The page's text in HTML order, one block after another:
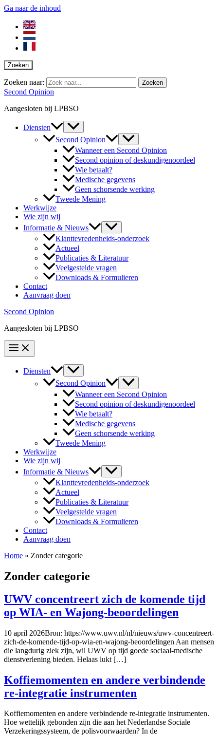
Ga naar de inhoud
Zoeken
Zoeken naar:
Second Opinion
Aangesloten bij LPBSO
Diensten
Second Opinion
Wanneer een Second Opinion
Second opinion of deskundigenoordeel
Wie betaalt?
Medische gegevens
Geen schorsende werking
Tweede Mening
Werkwijze
Wie zijn wij
Informatie & Nieuws
Klanttevredenheids-onderzoek
Actueel
Publicaties & Literatuur
Veelgestelde vragen
Downloads & Formulieren
Contact
Aanvraag doen
Second Opinion
Aangesloten bij LPBSO
Diensten
Second Opinion
Wanneer een Second Opinion
Second opinion of deskundigenoordeel
Wie betaalt?
Medische gegevens
Geen schorsende werking
Tweede Mening
Werkwijze
Wie zijn wij
Informatie & Nieuws
Klanttevredenheids-onderzoek
Actueel
Publicaties & Literatuur
Veelgestelde vragen
Downloads & Formulieren
Contact
Aanvraag doen
Home » Zonder categorie
Zonder categorie
UWV concentreert zich de komende tijd
op WIA- en Wajong-beoordelingen
10 april 2026Bron: https://www.uwv.nl/nl/nieuws/uwv-concentreert-
zich-de-komende-tijd-op-wia-en-wajong-beoordelingen Aan mensen
die langdurig ziek zijn, wil UWV op tijd goede sociaal-medische
dienstverlening bieden. Helaas lukt […]
Koffiemomenten en andere verbindende
re-integratie instrumenten
Koffiemomenten en andere verbindende re-integratie instrumenten.
Hoe wettelijk gebonden zijn die aan het Nederlandse Sociale
Verzekeringssysteem, de polisvoorwaarden? In de